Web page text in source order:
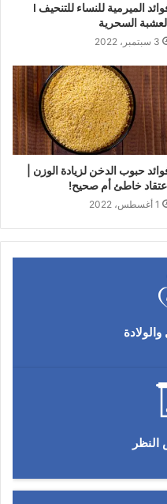
فوائد الميرمية للنساء للتنحيف I
العشبة السحرية
3 سبتمبر، 2022
حبوب الدخن لزيادة الوزن |
خاطئ أم صحيح!
1 أغسطس، 2022
النظر